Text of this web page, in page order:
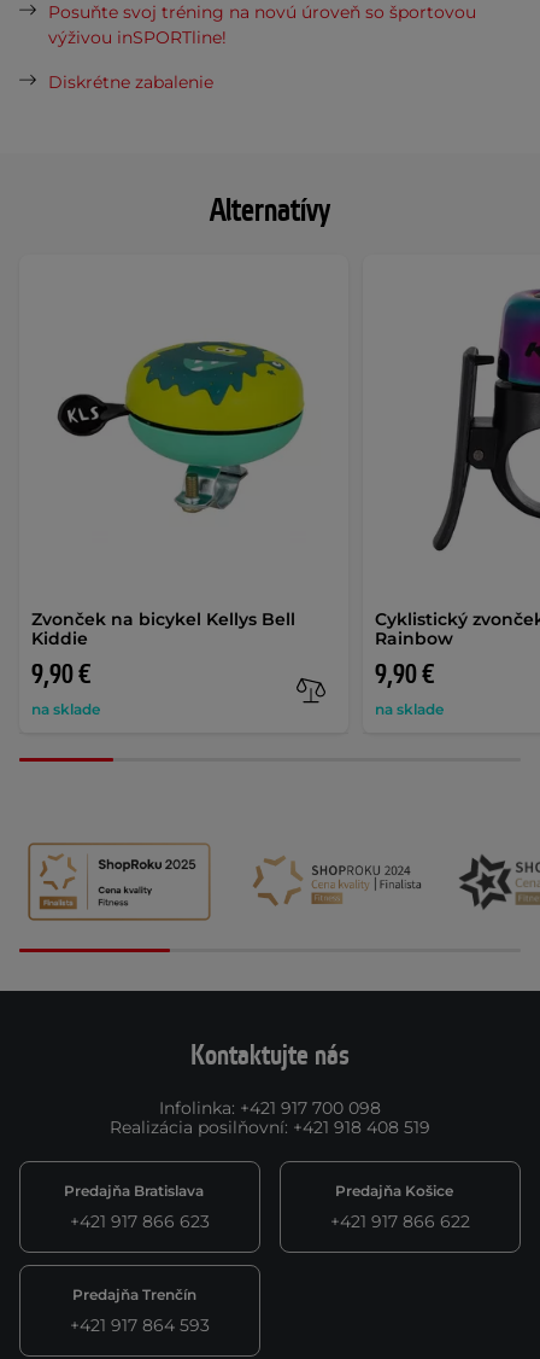
Alternatívy
Zvonček na bicykel Kellys Bell
Kiddie
9,90 €
na sklade
Cyklistický
Rainbow
9,90 €
na sklade
Posuňte svoj tréning na novú úroveň so športovou
výživou inSPORTline!
Diskrétne zabalenie
Kontaktujte nás
Infolinka: +421 917 700 098
Realizácia posilňovní: +421 918 408 519
Predajňa Bratislava
+421 917 866 623
Predajňa Košice
+421 917 866 622
Predajňa Trenčín
+421 917 864 593